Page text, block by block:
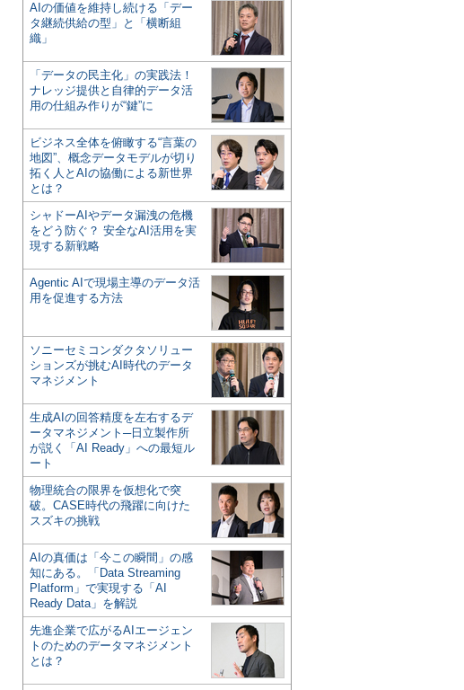
AIの価値を維持し続ける「デー
タ継続供給の型」と「横断組
織」
「データの民主化」の実践法！
ナレッジ提供と自律的データ活
用の仕組み作りが“鍵”に
ビジネス全体を俯瞰する“言葉の
地図”、概念データモデルが切り
拓く人とAIの協働による新世界
とは？
シャドーAIやデータ漏洩の危機
をどう防ぐ？ 安全なAI活用を実
現する新戦略
Agentic AIで現場主導のデータ活
用を促進する方法
ソニーセミコンダクタソリュー
ションズが挑むAI時代のデータ
マネジメント
生成AIの回答精度を左右するデ
ータマネジメント─日立製作所
が説く「AI Ready」への最短ル
ート
物理統合の限界を仮想化で突
破。CASE時代の飛躍に向けた
スズキの挑戦
AIの真価は「今この瞬間」の感
知にある。「Data Streaming
Platform」で実現する「AI
Ready Data」を解説
先進企業で広がるAIエージェン
トのためのデータマネジメント
とは？